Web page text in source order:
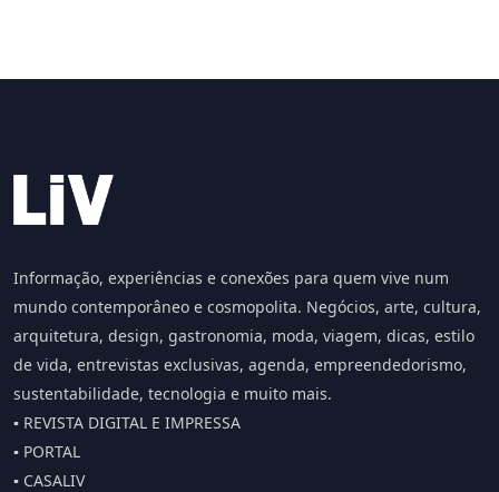
Informação, experiências e conexões para quem vive num
mundo contemporâneo e cosmopolita. Negócios, arte, cultura,
arquitetura, design, gastronomia, moda, viagem, dicas, estilo
de vida, entrevistas exclusivas, agenda, empreendedorismo,
sustentabilidade, tecnologia e muito mais.
▪️ REVISTA DIGITAL E IMPRESSA
▪️ PORTAL
▪️ CASALIV